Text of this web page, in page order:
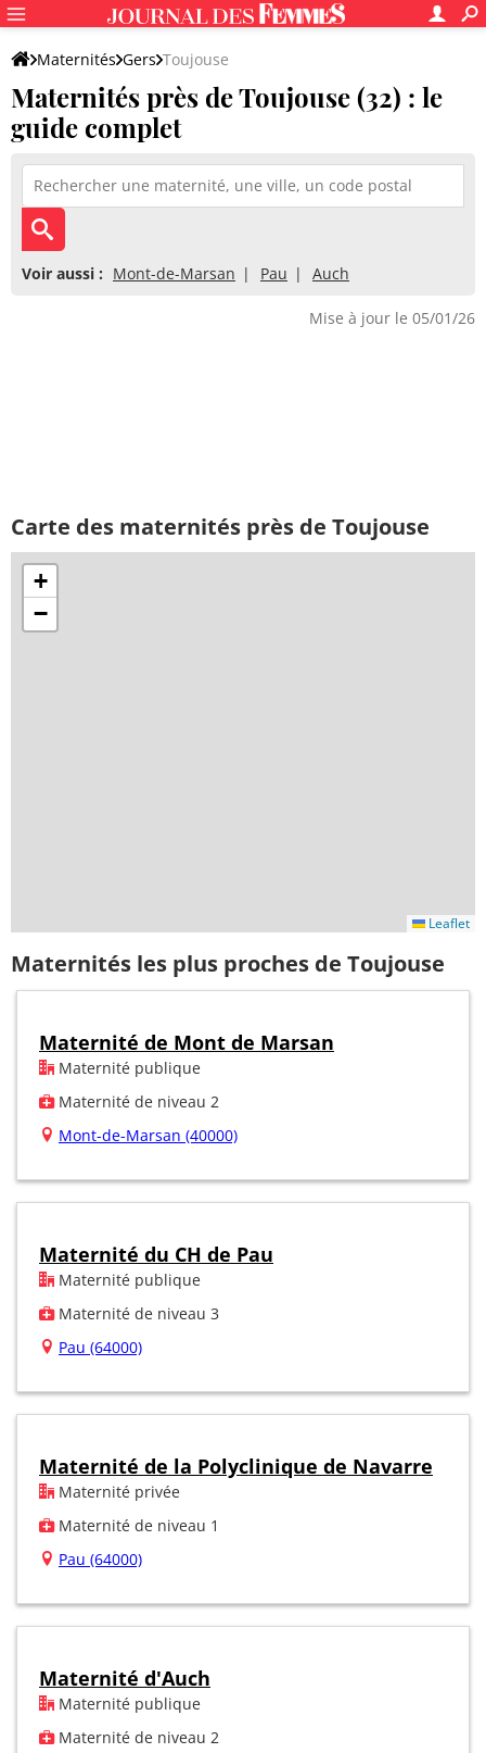
Maternités Gers Toujouse
Maternités près de Toujouse (32) : le
guide complet
Voir aussi : Mont-de-Marsan Pau Auch
Mise à jour le 05/01/26
Carte des maternités près de Toujouse
+
−
Leaflet
Maternités les plus proches de Toujouse
Maternité de Mont de Marsan
Maternité publique
Maternité de niveau 2
Mont-de-Marsan (40000)
Maternité du CH de Pau
Maternité publique
Maternité de niveau 3
Pau (64000)
Maternité de la Polyclinique de Navarre
Maternité privée
Maternité de niveau 1
Pau (64000)
Maternité d'Auch
Maternité publique
Maternité de niveau 2